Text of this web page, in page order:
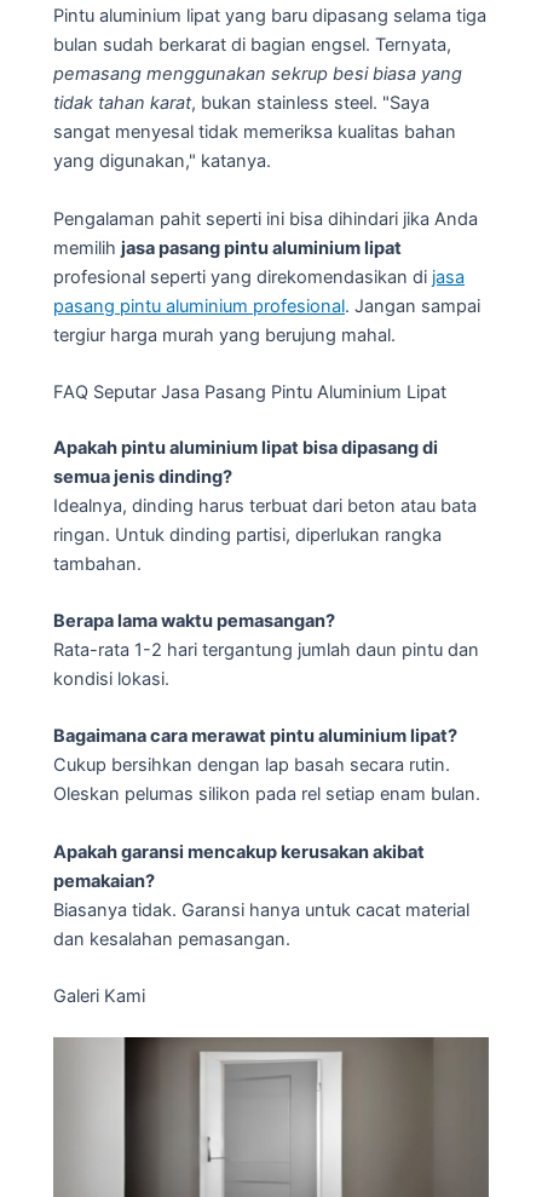
Pintu aluminium lipat yang baru dipasang selama tiga
bulan sudah berkarat di bagian engsel. Ternyata,
pemasang menggunakan sekrup besi biasa yang
tidak tahan karat, bukan stainless steel. "Saya
sangat menyesal tidak memeriksa kualitas bahan
yang digunakan," katanya.
Pengalaman pahit seperti ini bisa dihindari jika Anda
memilih jasa pasang pintu aluminium lipat
profesional seperti yang direkomendasikan di jasa
pasang pintu aluminium profesional. Jangan sampai
tergiur harga murah yang berujung mahal.
FAQ Seputar Jasa Pasang Pintu Aluminium Lipat
Apakah pintu aluminium lipat bisa dipasang di
semua jenis dinding?
Idealnya, dinding harus terbuat dari beton atau bata
ringan. Untuk dinding partisi, diperlukan rangka
tambahan.
Berapa lama waktu pemasangan?
Rata-rata 1-2 hari tergantung jumlah daun pintu dan
kondisi lokasi.
Bagaimana cara merawat pintu aluminium lipat?
Cukup bersihkan dengan lap basah secara rutin.
Oleskan pelumas silikon pada rel setiap enam bulan.
Apakah garansi mencakup kerusakan akibat
pemakaian?
Biasanya tidak. Garansi hanya untuk cacat material
dan kesalahan pemasangan.
Galeri Kami